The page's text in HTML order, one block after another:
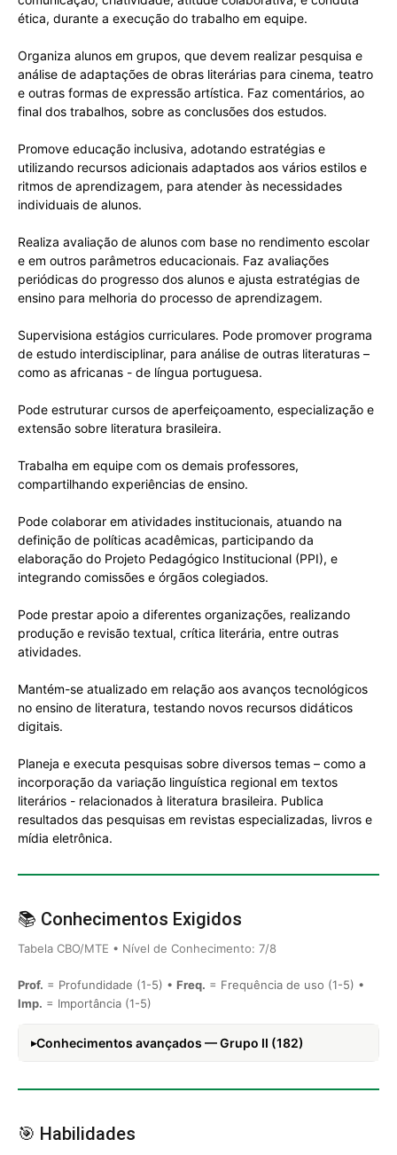
ética, durante a execução do trabalho em equipe.
Organiza alunos em grupos, que devem realizar pesquisa e
análise de adaptações de obras literárias para cinema, teatro
e outras formas de expressão artística. Faz comentários, ao
final dos trabalhos, sobre as conclusões dos estudos.
Promove educação inclusiva, adotando estratégias e
utilizando recursos adicionais adaptados aos vários estilos e
ritmos de aprendizagem, para atender às necessidades
individuais de alunos.
Realiza avaliação de alunos com base no rendimento escolar
e em outros parâmetros educacionais. Faz avaliações
periódicas do progresso dos alunos e ajusta estratégias de
ensino para melhoria do processo de aprendizagem.
Supervisiona estágios curriculares. Pode promover programa
de estudo interdisciplinar, para análise de outras literaturas –
como as africanas - de língua portuguesa.
Pode estruturar cursos de aperfeiçoamento, especialização e
extensão sobre literatura brasileira.
Trabalha em equipe com os demais professores,
compartilhando experiências de ensino.
Pode colaborar em atividades institucionais, atuando na
definição de políticas acadêmicas, participando da
elaboração do Projeto Pedagógico Institucional (PPI), e
integrando comissões e órgãos colegiados.
Pode prestar apoio a diferentes organizações, realizando
produção e revisão textual, crítica literária, entre outras
atividades.
Mantém-se atualizado em relação aos avanços tecnológicos
no ensino de literatura, testando novos recursos didáticos
digitais.
Planeja e executa pesquisas sobre diversos temas – como a
incorporação da variação linguística regional em textos
literários - relacionados à literatura brasileira. Publica
resultados das pesquisas em revistas especializadas, livros e
mídia eletrônica.
📚 Conhecimentos Exigidos
Tabela CBO/MTE • Nível de Conhecimento: 7/8
Prof. = Profundidade (1-5) • Freq. = Frequência de uso (1-5) •
Imp. = Importância (1-5)
Conhecimentos avançados — Grupo II (182)
🎯 Habilidades